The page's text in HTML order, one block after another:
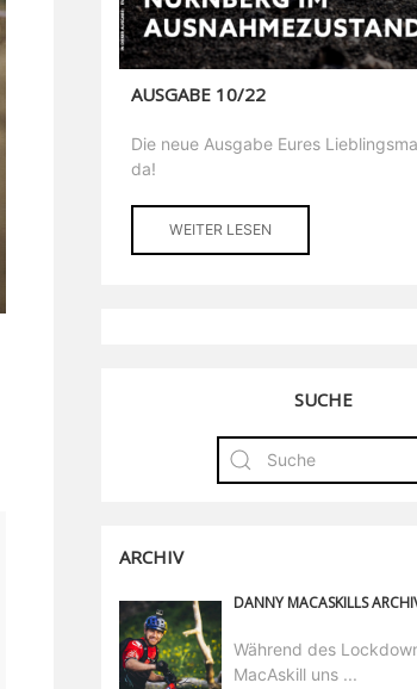
AUSGABE 10/22
Die neue Ausgabe Eures
da!
WEITER LESEN
SUCHE
ARCHIV
Während des
MacAskill uns ...